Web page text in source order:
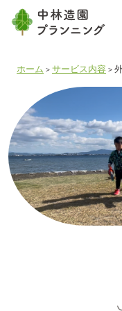
ホーム > サービス内容 >